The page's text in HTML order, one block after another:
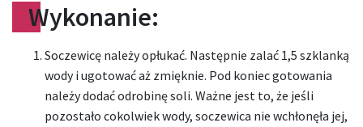
Wykonanie:
Soczewicę należy opłukać. Następnie zalać 1,5 szklanką
wody i ugotować aż zmięknie. Pod koniec gotowania
należy dodać odrobinę soli. Ważne jest to, że jeśli
pozostało cokolwiek wody, soczewica nie wchłonęła jej,